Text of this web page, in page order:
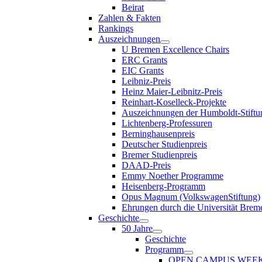
Beirat
Zahlen & Fakten
Rankings
Auszeichnungen
U Bremen Excellence Chairs
ERC Grants
EIC Grants
Leibniz-Preis
Heinz Maier-Leibnitz-Preis
Reinhart-Koselleck-Projekte
Auszeichnungen der Humboldt-
Lichtenberg-Professuren
Berninghausenpreis
Deutscher Studienpreis
Bremer Studienpreis
DAAD-Preis
Emmy Noether Programme
Heisenberg-Programm
Opus Magnum (VolkswagenStiftung)
Ehrungen durch die Universität
Geschichte
50 Jahre
Geschichte
Programm
OPEN CAMPUS